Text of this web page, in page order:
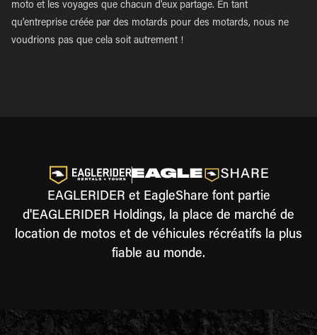
moto et les voyages que chacun d'eux partage. En tant
qu'entreprise créée par des motards pour des motards, nous ne
voudrions pas que cela soit autrement !
EAGLERIDER et EagleShare font partie
d'EAGLERIDER Holdings, la place de marché de
location de motos et de véhicules récréatifs la plus
fiable au monde.